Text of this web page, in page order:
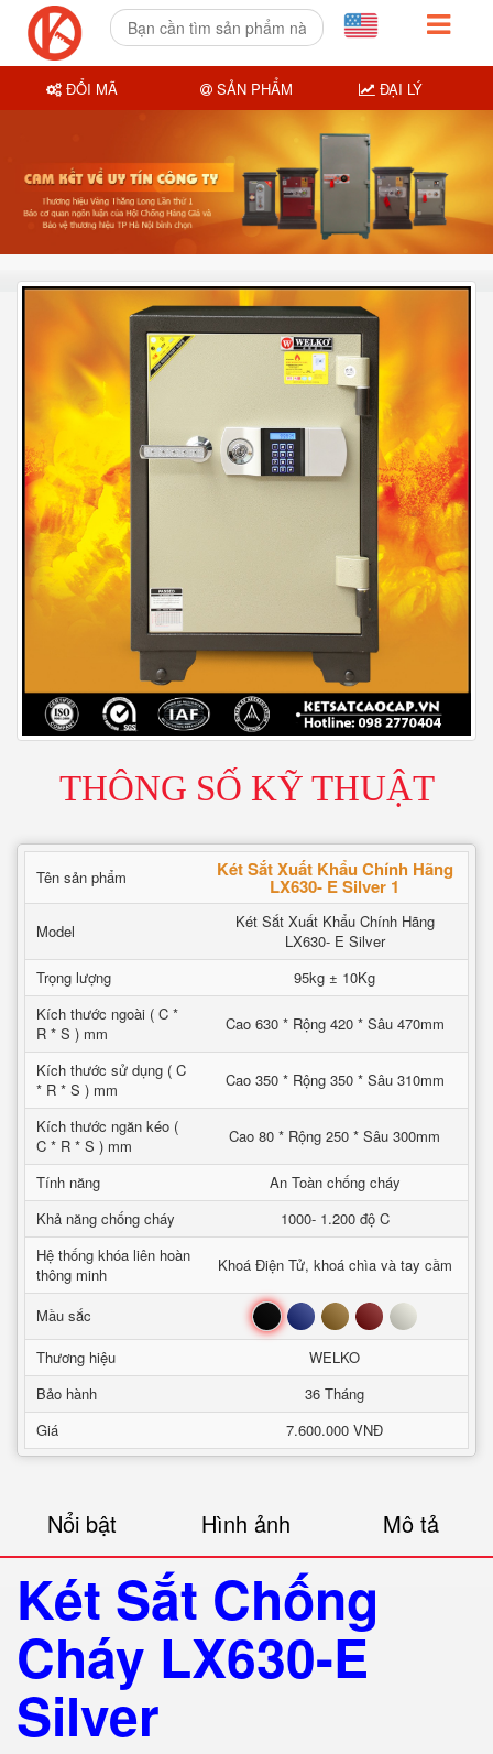
THÔNG SỐ KỸ THUẬT
Tên sản phẩm Két Sắt Xuất Khẩu Chính Hãng
LX630- E Silver 1
Model
Két Sắt Xuất Khẩu Chính Hãng
LX630- E Silver
Trọng lượng
95kg ± 10Kg
Kích thước ngoài ( C *
R * S ) mm
Cao 630 * Rộng 420 * Sâu 470mm
Kích thước sử dụng ( C
* R * S ) mm
Cao 350 * Rộng 350 * Sâu 310mm
Kích thước ngăn kéo (
C * R * S ) mm
Cao 80 * Rộng 250 * Sâu 300mm
Tính năng
An Toàn chống cháy
Khả năng chống cháy
1000- 1.200 độ C
Hệ thống khóa liên hoàn
thông minh
Khoá Điện Tử, khoá chìa và tay cầm
Mầu sắc Đen Xanh Nâu Đỏ Trắng
Thương hiệu
WELKO
Bảo hành
36 Tháng
Giá
7.600.000 VNĐ
Nổi bật Hình ảnh Mô tả
Két Sắt Chống
Cháy LX630-E
Silver
ĐỔI MÃ SẢN PHẨM ĐẠI LÝ